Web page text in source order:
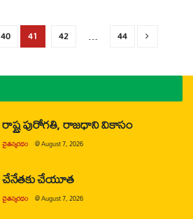
40 41 42 … 44
రాష్ట్ర పురోగతి, రాజధాని వికాసం
చైతన్యరధం @August 7, 2026
చేనేతకు చేయూత
చైతన్యరధం @August 7, 2026